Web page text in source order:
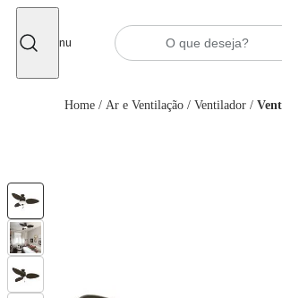
Menu
Home / Ar e Ventilação / Ventilador /